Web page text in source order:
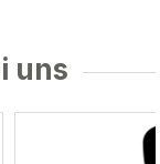
uns